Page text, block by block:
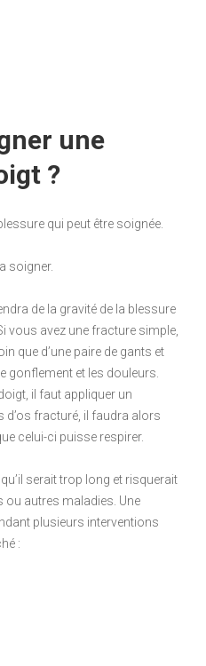
une
?
qui peut être soignée.
soigner.
de la gravité de la blessure
vous avez une fracture simple,
que d’une paire de gants et
gonflement et les douleurs.
il faut appliquer un
d’os fracturé, il faudra alors
celui-ci puisse respirer.
serait trop long et risquerait
ou autres maladies. Une
plusieurs interventions
: